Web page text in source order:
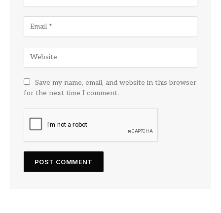
Save my name, email, and website in this browser
for the next time I comment.